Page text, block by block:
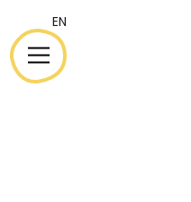
EN